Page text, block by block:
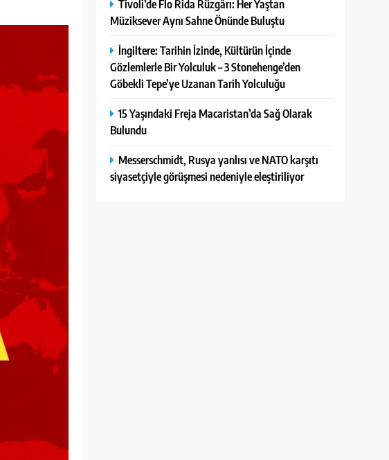
Tivoli’de Flo Rida Rüzgârı: Her Yaştan
Müziksever Aynı Sahne Önünde Buluştu
İngiltere: Tarihin İzinde, Kültürün İçinde
Gözlemlerle Bir Yolculuk – 3 Stonehenge’den
Göbekli Tepe’ye Uzanan Tarih Yolculuğu
15 Yaşındaki Freja Macaristan’da Sağ Olarak
Bulundu
Messerschmidt, Rusya yanlısı ve NATO karşıtı
siyasetçiyle görüşmesi nedeniyle eleştiriliyor